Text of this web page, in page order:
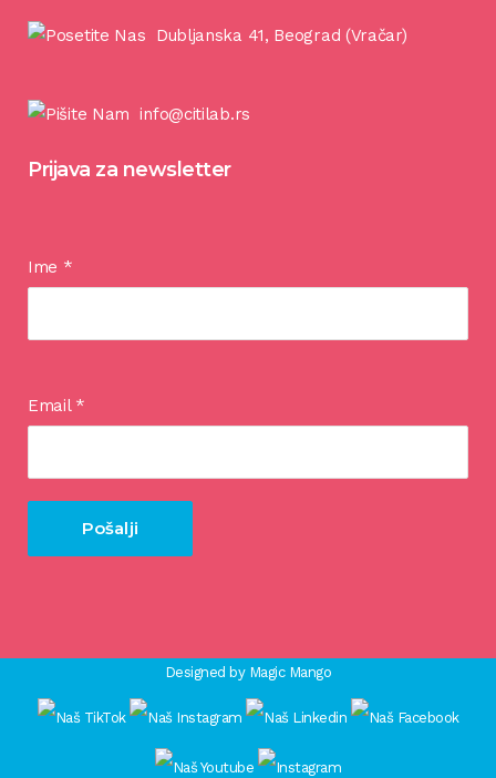
Dubljanska 41, Beograd (Vračar)
info@citilab.rs
Prijava za newsletter
Ime *
Email *
Designed by Magic Mango